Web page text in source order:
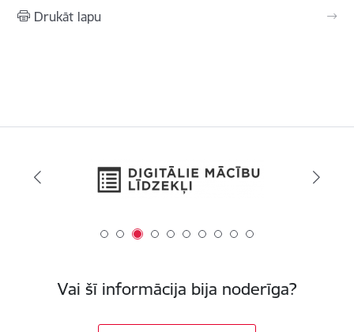
Drukāt lapu
Vai šī informācija bija noderīga?